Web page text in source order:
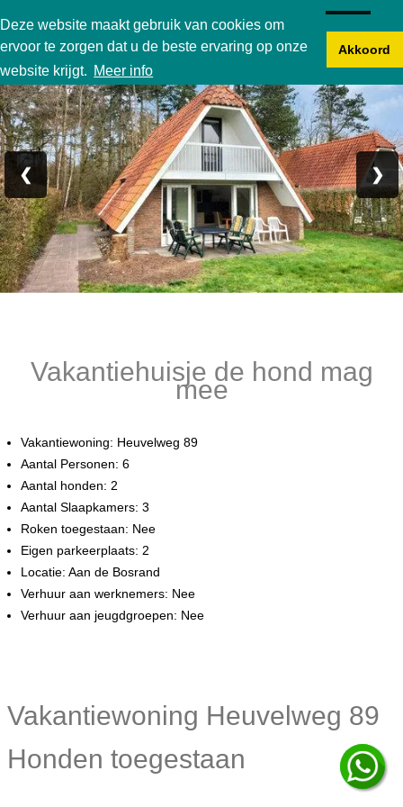
Deze website maakt gebruik van cookies om
ervoor te zorgen dat u de beste ervaring op onze
website krijgt. Meer info
Akkoord
Karperbungalow
Foto 1/17
❮ ❯
Vakantiehuisje de hond mag
mee
Vakantiewoning: Heuvelweg 89
Aantal Personen: 6
Aantal honden: 2
Aantal Slaapkamers: 3
Roken toegestaan: Nee
Eigen parkeerplaats: 2
Locatie: Aan de Bosrand
Verhuur aan werknemers: Nee
Verhuur aan jeugdgroepen: Nee
Vakantiewoning Heuvelweg 89
Honden toegestaan